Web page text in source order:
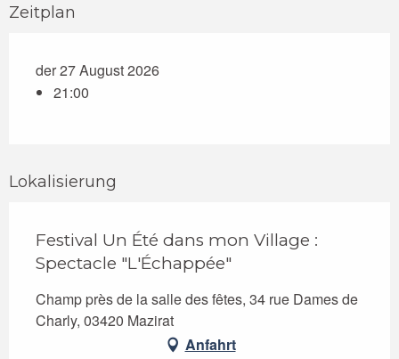
Zeitplan
der 27 August 2026
21:00
Lokalisierung
Festival Un Été dans mon Village :
Spectacle "L'Échappée"
Champ près de la salle des fêtes, 34 rue Dames de
Charly, 03420 Mazirat
Anfahrt